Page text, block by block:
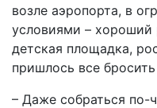
возле аэропорта, в
условиями – хороший
детская площадка,
пришлось все
– Даже собраться по-